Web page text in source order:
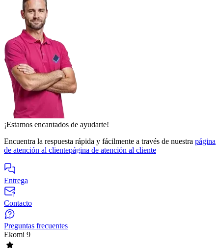
¡Estamos encantados de ayudarte!
Encuentra la respuesta rápida y fácilmente a través de nuestra página
de atención al clientepágina de atención al cliente
Entrega
Contacto
Preguntas frecuentes
Ekomi 9